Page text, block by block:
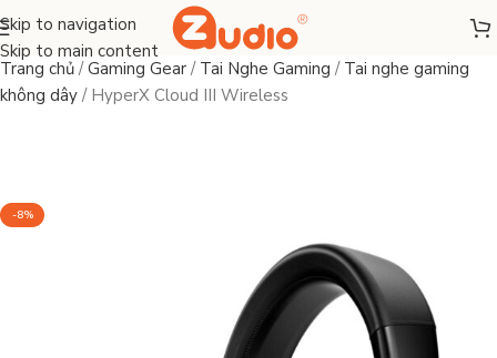
Skip to navigation
Skip to main content
Trang chủ /Gaming Gear / Tai Nghe Gaming / Tai nghe gaming
không dây / HyperX Cloud III Wireless
-8%